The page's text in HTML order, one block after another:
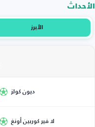
الأحداث
الأبرز
ديون كولز
لا فير كوربين أونغ